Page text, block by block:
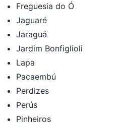
Freguesia do Ó
Jaguaré
Jaraguá
Jardim Bonfiglioli
Lapa
Pacaembú
Perdizes
Perús
Pinheiros